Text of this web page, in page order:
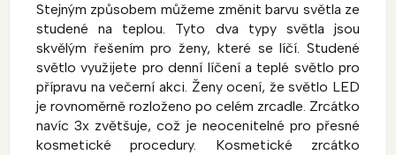
Stejným způsobem můžeme změnit barvu světla ze
studené na teplou. Tyto dva typy světla jsou
skvělým řešením pro ženy, které se líčí. Studené
světlo využijete pro denní líčení a teplé světlo pro
přípravu na večerní akci. Ženy ocení, že světlo LED
je rovnoměrně rozloženo po celém zrcadle. Zrcátko
navíc 3x zvětšuje, což je neocenitelné pro přesné
kosmetické procedury. Kosmetické zrcátko